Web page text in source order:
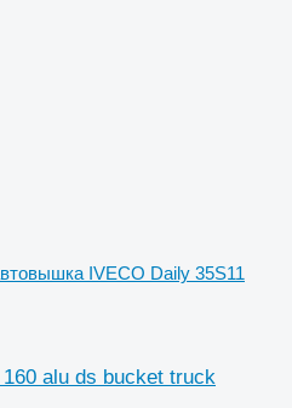
IVECO Daily 35S11
alu ds bucket truck